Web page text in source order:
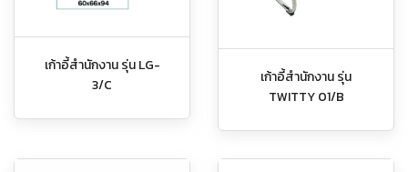
เก้าอี้สำนักงาน รุ่น LG-
3/C
เก้าอี้สำนักงาน รุ่น
TWITTY 01/B